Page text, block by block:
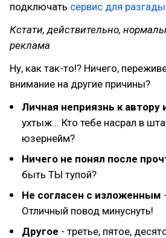
подключать сервис для
Кстати, действительно,
реклама
Ну, как так-то!? Ничего,
внимание на другие причины?
Личная неприязнь к автору
ухтыж... Кто тебе насрал в
юзернейм?
Ничего не понял после
быть ТЫ тупой?
Не согласен с изложенным
Отличный повод минуснуть!
Другое - третье, пятое,